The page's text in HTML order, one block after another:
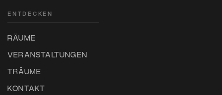
ENTDECKEN
RÄUME
VERANSTALTUNGEN
TRÄUME
KONTAKT